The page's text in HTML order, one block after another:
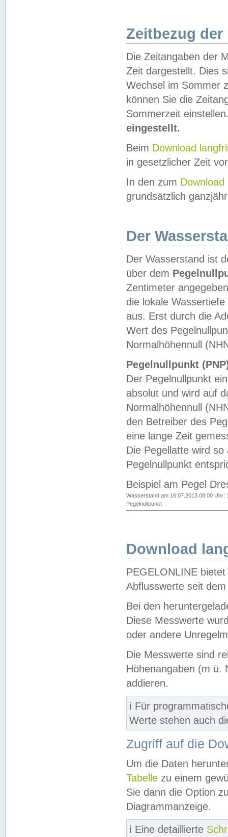
Zeitbezug der
Die Zeitangaben der
Zeit dargestellt. Dies
Wechsel im Sommer
können Sie die
Sommerzeit
eingestellt.
Beim Download
in gesetzlicher Zeit
In den zum Download
grundsätzlich
Der
Der Wasserstand ist
über dem
Zentimeter
die lokale
aus. Erst durch die
Wert des
Normalhöhennull
Pegelnullpunkt
Der Pegelnullpunkt
absolut und wird auf
Normalhöhennull
den Betreiber des
eine lange Zeit
Die Pegellatte wird
Pegelnullpunkt
Beispiel am Pegel
Wasserstand am 16.07.2013 08:00 Uhr:
Pegelnullpunkt
Download
PEGELONLINE
Abflusswerte seit
Bei den
Diese Messwerte
oder andere
Die Messwerte sind
Höhenangaben (m ü.
addieren.
ℹ️ Für
Werte stehen auch
Zugriff auf die
Um die Daten
Tabelle zu einem
Sie dann die Option
Diagrammanzeige.
ℹ️ Eine detaillierte